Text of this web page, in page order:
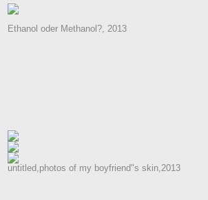
Ethanol oder Methanol?, 2013
untitled,photos of my boyfriend"s skin,2013